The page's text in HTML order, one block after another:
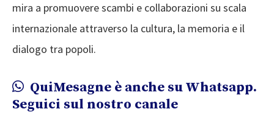
mira a promuovere scambi e collaborazioni su scala
internazionale attraverso la cultura, la memoria e il
dialogo tra popoli.
QuiMesagne è anche su Whatsapp.
Seguici sul nostro canale